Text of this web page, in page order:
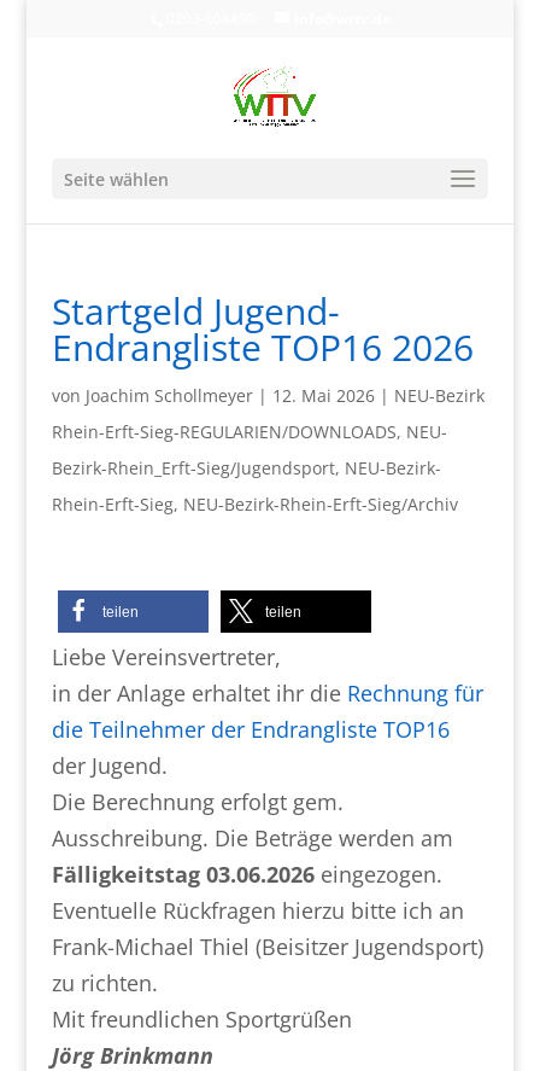
Seite wählen
Startgeld Jugend-
Endrangliste TOP16 2026
von Joachim Schollmeyer| 12. Mai 2026| NEU-Bezirk
Rhein-Erft-Sieg-REGULARIEN/DOWNLOADS, NEU-
Bezirk-Rhein_Erft-Sieg/Jugendsport, NEU-Bezirk-
Rhein-Erft-Sieg, NEU-Bezirk-Rhein-Erft-Sieg/Archiv
teilen teilen
Liebe Vereinsvertreter,
in der Anlage erhaltet ihr die Rechnung für
die Teilnehmer der Endrangliste TOP16
der Jugend.
Die Berechnung erfolgt gem.
Ausschreibung. Die Beträge werden am
Fälligkeitstag 03.06.2026eingezogen.
Eventuelle Rückfragen hierzu bitte ich an
Frank-Michael Thiel (Beisitzer Jugendsport)
zu richten.
Mit freundlichen Sportgrüßen
Jörg Brinkmann